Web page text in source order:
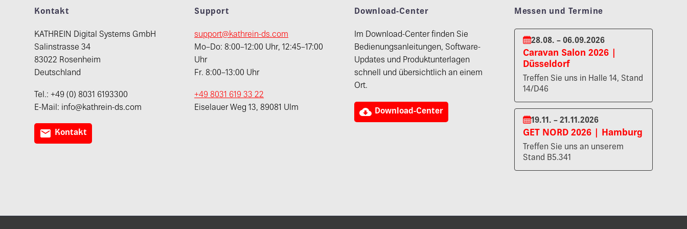
Kontakt
KATHREIN Digital Systems GmbH
Salinstrasse 34
83022 Rosenheim
Deutschland
Tel.: +49 (0) 8031 6193300
E-Mail: info@kathrein-ds.com
 Kontakt
Support
support@kathrein-ds.com
Mo–Do: 8:00–12:00 Uhr, 12:45–17:00
Uhr
Fr. 8:00–13:00 Uhr
+49 8031 619 33 22
Eiselauer Weg 13, 89081 Ulm
Download-Center
Im Download-Center finden Sie
Bedienungsanleitungen, Software-
Updates und Produktunterlagen
schnell und übersichtlich an einem
Ort.
 Download-Center
Messen und Termine
28.08. – 06.09.2026
Caravan Salon 2026 |
Düsseldorf
Treffen Sie uns in Halle 14, Stand
14/D46
19.11. – 21.11.2026
GET NORD 2026 | Hamburg
Treffen Sie uns an unserem
Stand B5.341